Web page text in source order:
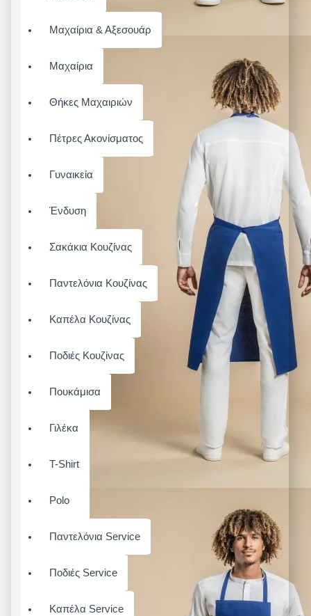
Μαχαίρια & Αξεσουάρ
Μαχαίρια
Θήκες Μαχαιριών
Πέτρες Ακονίσματος
Γυναικεία
Ένδυση
Σακάκια Κουζίνας
Παντελόνια Κουζίνας
Καπέλα Κουζίνας
Ποδιές Κουζίνας
Πουκάμισα
Γιλέκα
T-Shirt
Polo
Παντελόνια Service
Ποδιές Service
Καπέλα Service